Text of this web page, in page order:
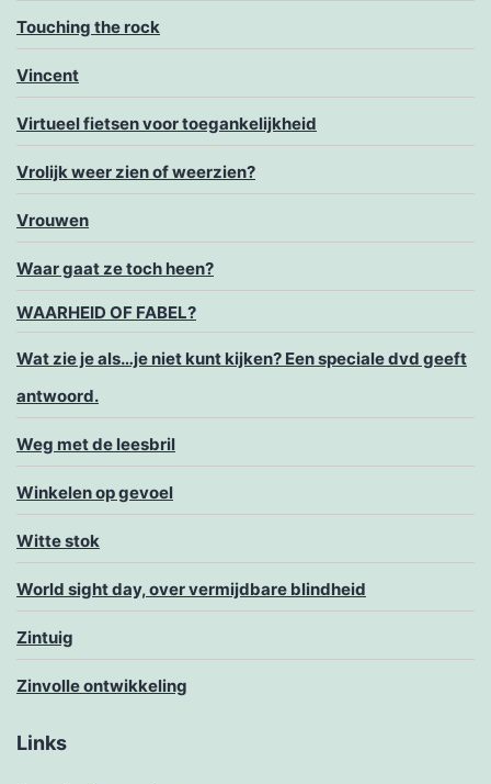
Touching the rock
Vincent
Virtueel fietsen voor toegankelijkheid
Vrolijk weer zien of weerzien?
Vrouwen
Waar gaat ze toch heen?
WAARHEID OF FABEL?
Wat zie je als…je niet kunt kijken? Een speciale dvd geeft
antwoord.
Weg met de leesbril
Winkelen op gevoel
Witte stok
World sight day, over vermijdbare blindheid
Zintuig
Zinvolle ontwikkeling
Links